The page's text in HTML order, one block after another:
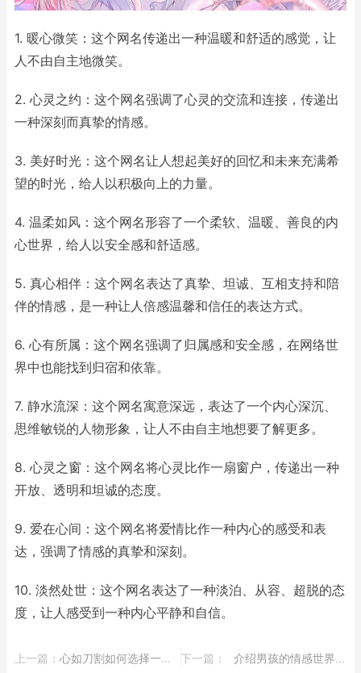
1. 暖心微笑：这个网名传递出一种温暖和舒适的感觉，让
人不由自主地微笑。
2. 心灵之约：这个网名强调了心灵的交流和连接，传递出
一种深刻而真挚的情感。
3. 美好时光：这个网名让人想起美好的回忆和未来充满希
望的时光，给人以积极向上的力量。
4. 温柔如风：这个网名形容了一个柔软、温暖、善良的内
心世界，给人以安全感和舒适感。
5. 真心相伴：这个网名表达了真挚、坦诚、互相支持和陪
伴的情感，是一种让人倍感温馨和信任的表达方式。
6. 心有所属：这个网名强调了归属感和安全感，在网络世
界中也能找到归宿和依靠。
7. 静水流深：这个网名寓意深远，表达了一个内心深沉、
思维敏锐的人物形象，让人不由自主地想要了解更多。
8. 心灵之窗：这个网名将心灵比作一扇窗户，传递出一种
开放、透明和坦诚的态度。
9. 爱在心间：这个网名将爱情比作一种内心的感受和表
达，强调了情感的真挚和深刻。
10. 淡然处世：这个网名表达了一种淡泊、从容、超脱的态
度，让人感受到一种内心平静和自信。
上一篇： ​心如刀割如何选择一款伤感虐心的网名？ 下一篇： ​介绍男孩的情感世界：从网名看他们内心深处